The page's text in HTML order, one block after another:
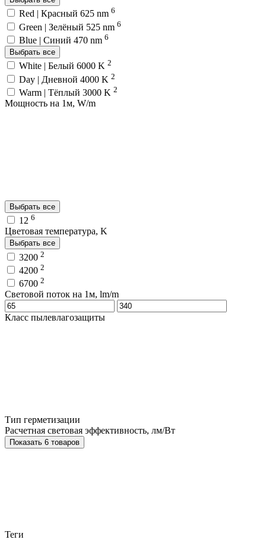
Red | Красный 625 nm 6
Green | Зелёный 525 nm 6
Blue | Синий 470 nm 6
Выбрать все
White | Белый 6000 K 2
Day | Дневной 4000 K 2
Warm | Тёплый 3000 K 2
Мощность на 1м, W/m
Выбрать все
12 6
Цветовая температура, K
Выбрать все
3200 2
4200 2
6700 2
Световой поток на 1м, lm/m
Класс пылевлагозащиты
Тип герметизации
Расчетная световая эффективность, лм/Вт
Показать 6 товаров
Теги